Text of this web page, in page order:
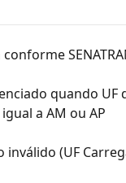
quando UF
a AM ou AP
inválido (UF